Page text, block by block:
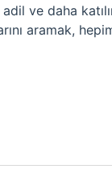
ve daha
aramak,